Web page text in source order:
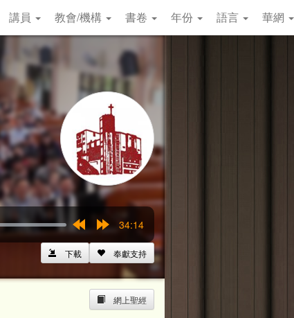
講員 教會/機構 書卷 年份 語言 華網
15s
15s
34:14
奉獻支持
下載
網上聖經